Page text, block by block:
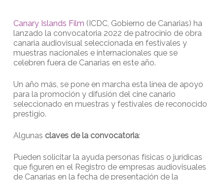
Canary Islands Film (ICDC, Gobierno de Canarias) ha
lanzado la convocatoria 2022 de patrocinio de obra
canaria audiovisual seleccionada en festivales y
muestras nacionales e internacionales que se
celebren fuera de Canarias en este año.
Un año más, se pone en marcha esta línea de apoyo
para la promoción y difusión del cine canario
seleccionado en muestras y festivales de reconocido
prestigio.
Algunas claves de la convocatoria:
Pueden solicitar la ayuda personas físicas o jurídicas
que figuren en el Registro de empresas audiovisuales
de Canarias en la fecha de presentación de la